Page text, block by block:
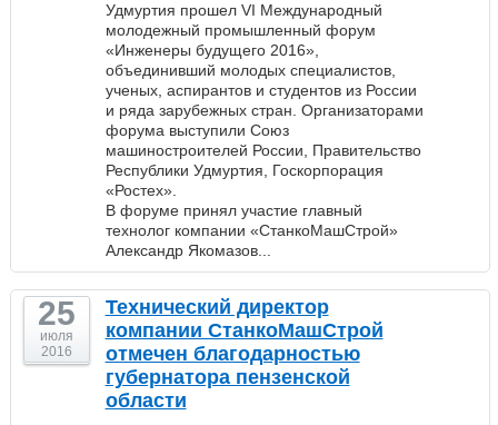
Удмуртия прошел VI Международный
молодежный промышленный форум
«Инженеры будущего 2016»,
объединивший молодых специалистов,
ученых, аспирантов и студентов из России
и ряда зарубежных стран. Организаторами
форума выступили Союз
машиностроителей России, Правительство
Республики Удмуртия, Госкорпорация
«Ростех».
В форуме принял участие главный
технолог компании «СтанкоМашСтрой»
Александр Якомазов...
25
июля
2016
Технический директор
компании СтанкоМашСтрой
отмечен благодарностью
губернатора пензенской
области